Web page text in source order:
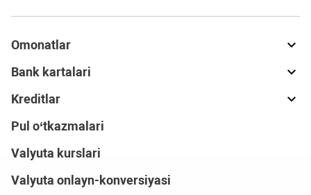
Omonatlar
Bank kartalari
Kreditlar
Pul o‘tkazmalari
Valyuta kurslari
Valyuta onlayn-konversiyasi